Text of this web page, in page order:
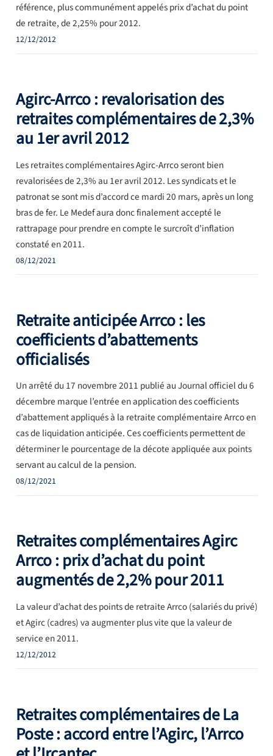
référence, plus communément appelés prix d’achat du point
de retraite, de 2,25% pour 2012.
12/12/2012
Agirc-Arrco : revalorisation des
retraites complémentaires de 2,3%
au 1er avril 2012
Les retraites complémentaires Agirc-Arrco seront bien
revalorisées de 2,3% au 1er avril 2012. Les syndicats et le
patronat se sont mis d’accord ce mardi 20 mars, après un long
bras de fer. Le Medef aura donc finalement accepté le
rattrapage pour prendre en compte le surcroît d’inflation
constaté en 2011.
08/12/2021
Retraite anticipée Arrco : les
coefficients d’abattements
officialisés
Un arrêté du 17 novembre 2011 publié au Journal officiel du 6
décembre marque l’entrée en application des coefficients
d’abattement appliqués à la retraite complémentaire Arrco en
cas de liquidation anticipée. Ces coefficients permettent de
déterminer le pourcentage de la décote appliquée aux points
servant au calcul de la pension.
08/12/2021
Retraites complémentaires Agirc
Arrco : prix d’achat du point
augmentés de 2,2% pour 2011
La valeur d’achat des points de retraite Arrco (salariés du privé)
et Agirc (cadres) va augmenter plus vite que la valeur de
service en 2011.
12/12/2012
Retraites complémentaires de La
Poste : accord entre l’Agirc, l’Arrco